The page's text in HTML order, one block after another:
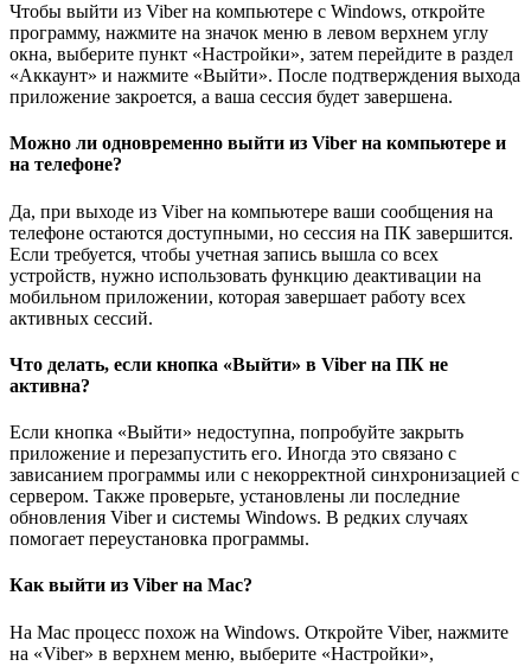
Чтобы выйти из Viber на компьютере с Windows, откройте
программу, нажмите на значок меню в левом верхнем углу
окна, выберите пункт «Настройки», затем перейдите в раздел
«Аккаунт» и нажмите «Выйти». После подтверждения выхода
приложение закроется, а ваша сессия будет завершена.
Можно ли одновременно выйти из Viber на компьютере и
на телефоне?
Да, при выходе из Viber на компьютере ваши сообщения на
телефоне остаются доступными, но сессия на ПК завершится.
Если требуется, чтобы учетная запись вышла со всех
устройств, нужно использовать функцию деактивации на
мобильном приложении, которая завершает работу всех
активных сессий.
Что делать, если кнопка «Выйти» в Viber на ПК не
активна?
Если кнопка «Выйти» недоступна, попробуйте закрыть
приложение и перезапустить его. Иногда это связано с
зависанием программы или с некорректной синхронизацией с
сервером. Также проверьте, установлены ли последние
обновления Viber и системы Windows. В редких случаях
помогает переустановка программы.
Как выйти из Viber на Mac?
На Mac процесс похож на Windows. Откройте Viber, нажмите
на «Viber» в верхнем меню, выберите «Настройки»,